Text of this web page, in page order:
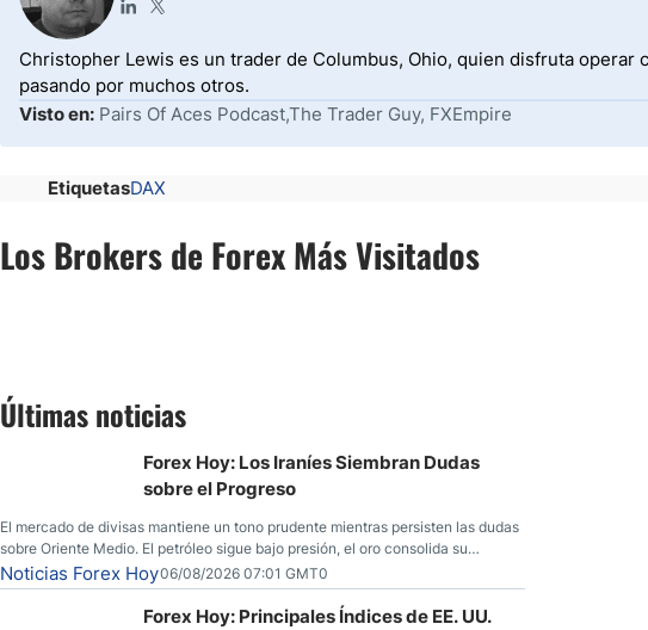
Christopher Lewis es un trader de Columbus, Ohio, quien disfruta operar
pasando por muchos otros.
Visto en: Pairs Of Aces Podcast,The Trader Guy, FXEmpire
EtiquetasDAX
Los Brokers de Forex Más Visitados
Últimas noticias
Forex Hoy: Los Iraníes Siembran Dudas
sobre el Progreso
El mercado de divisas mantiene un tono prudente mientras persisten las dudas
sobre Oriente Medio. El petróleo sigue bajo presión, el oro consolida su
fortaleza y los operadores esperan nuevas referencias económicas desde
Estados Unidos.
Noticias Forex Hoy06/08/2026 07:01 GMT0
Forex Hoy: Principales Índices de EE. UU.